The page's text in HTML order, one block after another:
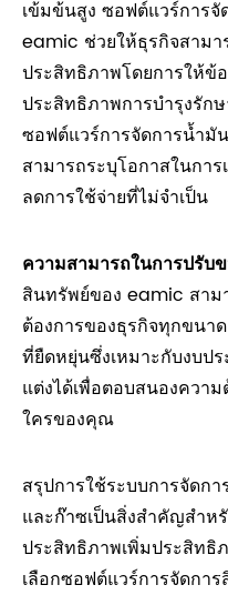
เข้มข้นสูง ซอฟต์แวร์การ
eamic ช่วยให้ธุรกิจสามา
ประสิทธิภาพโดยการให้ข้
ประสิทธิภาพการบำรุงรัก
ซอฟต์แวร์การจัดการน้ำมั
สามารถระบุโอกาสในกา
ลดการใช้จ่ายที่ไม่จำเป็น
ความสามารถในการปรับ
สินทรัพย์ของ eamic สาม
ต้องการของธุรกิจทุกขน
ที่ยืดหยุ่นซึ่งเหมาะกับงบ
แต่งได้เพื่อตอบสนองควา
ใครของคุณ
สรุปการใช้ระบบการจัดก
และก๊าซเป็นสิ่งสำคัญสำห
ประสิทธิภาพเพิ่มประสิทธิ
เลือกซอฟต์แวร์การจัดกา